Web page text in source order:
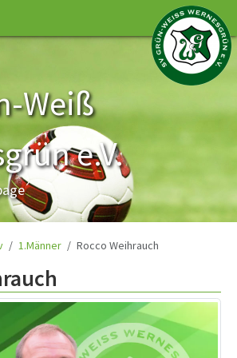
Weiß
e.V.
1.Männer Rocco Weihrauch